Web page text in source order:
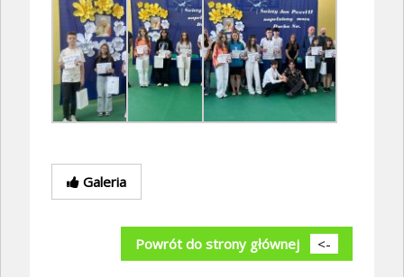
Galeria
Powrót do strony głównej <-